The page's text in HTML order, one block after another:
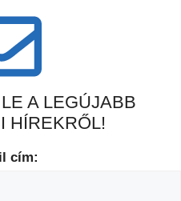
A LEGÚJABB
HÍREKRŐL!
cím: